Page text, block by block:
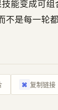
能变成可组
不是每一轮
⌘ 复制链接